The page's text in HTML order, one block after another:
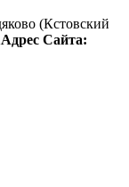
(Кстовский
Адрес Сайта: